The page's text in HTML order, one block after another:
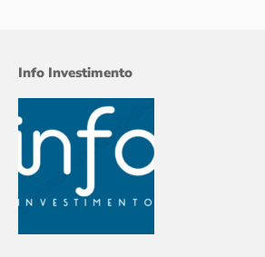
Info Investimento